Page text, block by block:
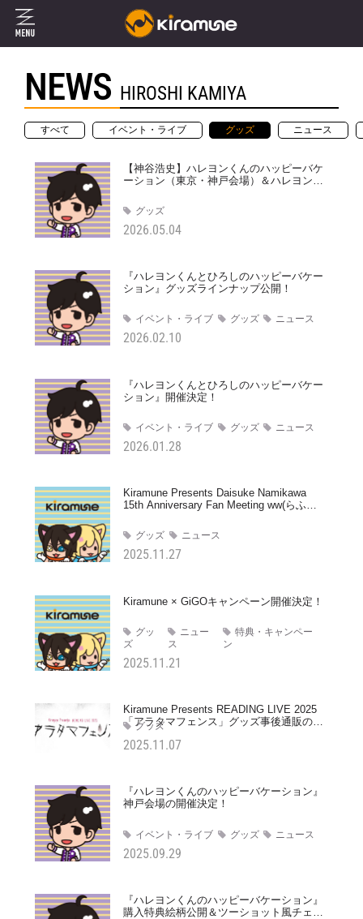
NEWS HIROSHI KAMIYA
すべて イベント・ライブ グッズ ニュース
2026.05.04
【神谷浩史】ハレヨンくんのハッピーバケ
ーション（東京・神戸会場）＆ハレヨンく
屋会場）グッズ事後通販のお知らせ
グッズ
2026.02.10
『ハレヨンくんとひろしのハッピーバケー
ション』グッズラインナップ公開！
イベント・ライブ グッズ ニュース
2026.01.28
『ハレヨンくんとひろしのハッピーバケー
ション』開催決定！
イベント・ライブ グッズ ニュース
2025.11.27
Kiramune Presents Daisuke Namikawa
15th Anniversary Fan Meeting ww(らふら
TAKASAKIグッズ事後通販のお知らせ
グッズ ニュース
2025.11.21
Kiramune × GiGOキャンペーン開催決定！
グッ
ズ
ニュー
ス
特典・キャンペー
ン
2025.11.07
Kiramune Presents READING LIVE 2025
「アラタマフェンス」グッズ事後通販のお
知らせ
グッズ
2025.09.29
『ハレヨンくんのハッピーバケーション』
神戸会場の開催決定！
イベント・ライブ グッズ ニュース
『ハレヨンくんのハッピーバケーション』
購入特典絵柄公開＆ツーショット風チェキ